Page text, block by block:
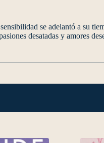
se adelantó a su
desatadas y amores